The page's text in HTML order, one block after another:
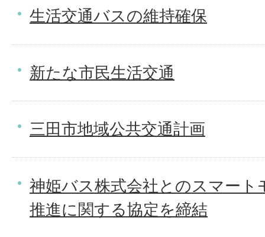
生活交通バスの維持確保
新たな市民生活交通
三田市地域公共交通計画
神姫バス株式会社とのスマー
推進に関する協定を締結